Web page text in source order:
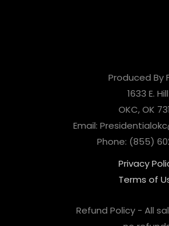
Produced By
1633 E. Hill
OKC, OK
Email:
Phone: (855)
Privacy
Terms of
Refund Policy - All